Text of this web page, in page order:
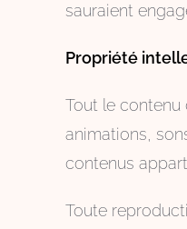
sauraient
Propriété
Tout le contenu
animations,
contenus
Toute